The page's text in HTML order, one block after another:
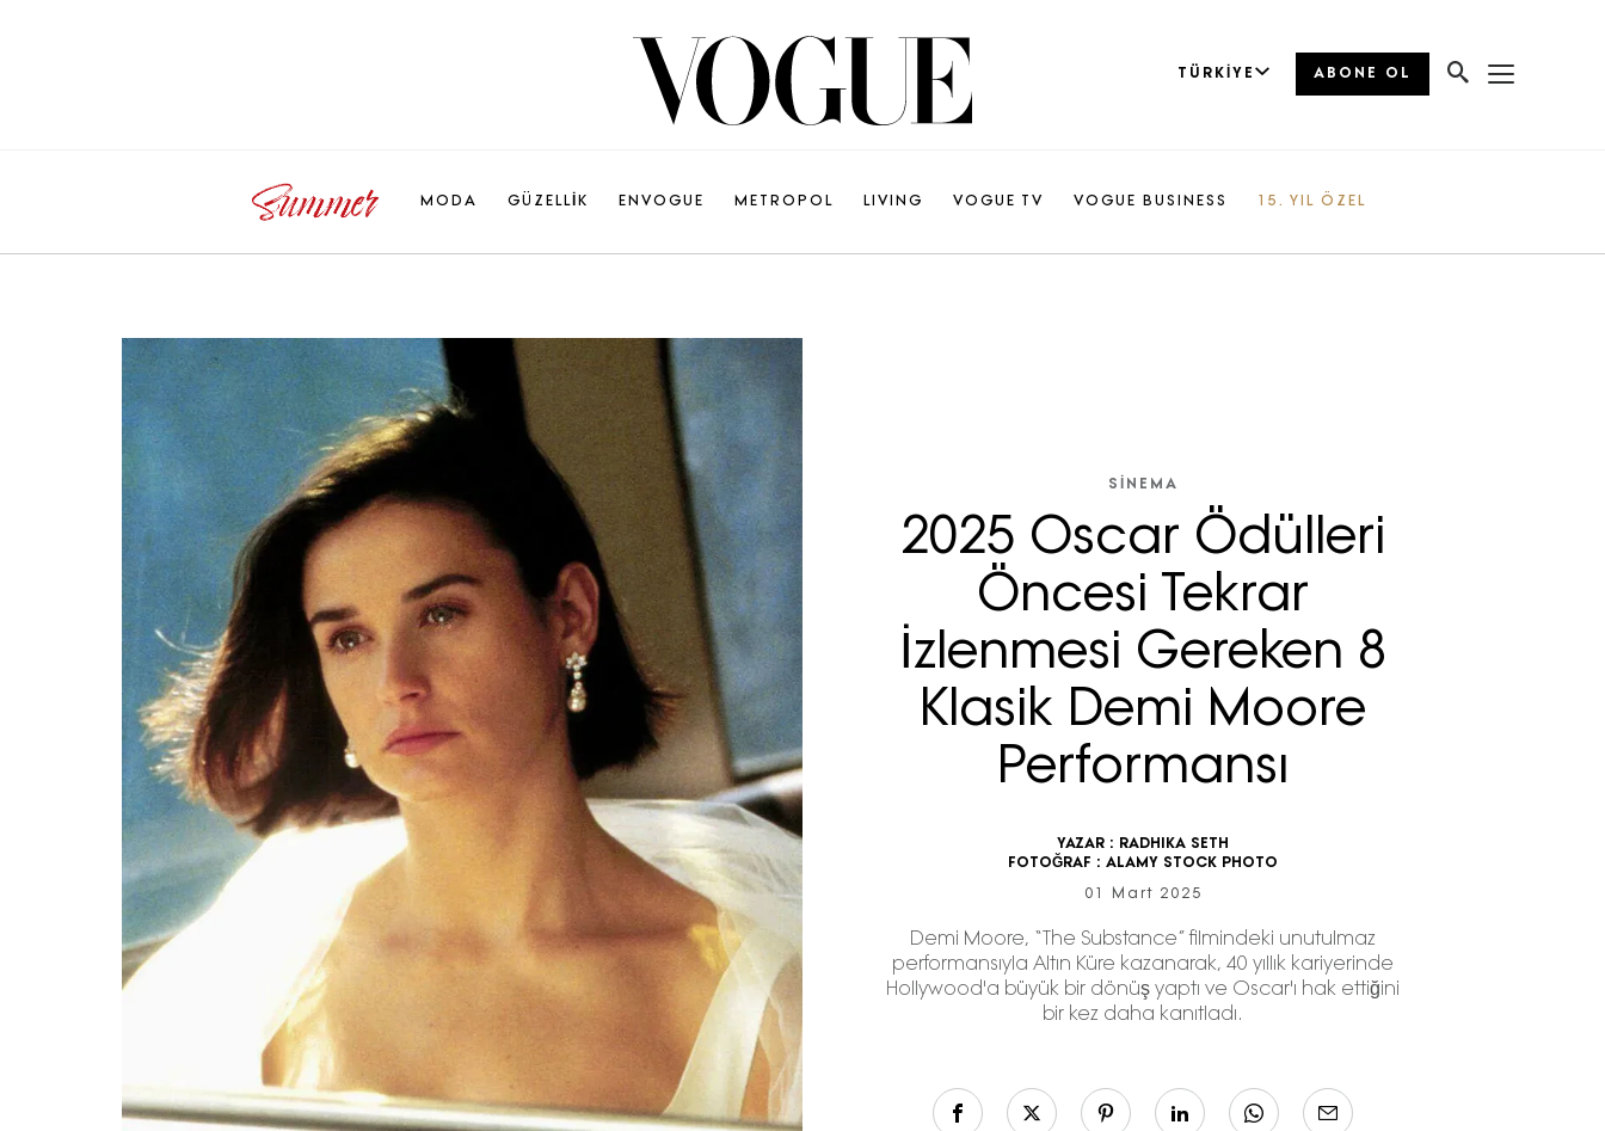
TÜRKIYE ABONE OL
MODA GÜZELLİK ENVOGUE METROPOL LIVING VOGUE TV VOGUE BUSINESS 15. YIL ÖZEL
SİNEMA
2025 Oscar Ödülleri
Öncesi Tekrar
İzlenmesi Gereken 8
Klasik Demi Moore
Performansı
YAZAR : RADHIKA SETH
FOTOĞRAF : ALAMY STOCK PHOTO
01 Mart 2025
Demi Moore, “The Substance” filmindeki unutulmaz
performansıyla Altın Küre kazanarak, 40 yıllık kariyerinde
Hollywood'a büyük bir dönüş yaptı ve Oscar'ı hak ettiğini
bir kez daha kanıtladı.